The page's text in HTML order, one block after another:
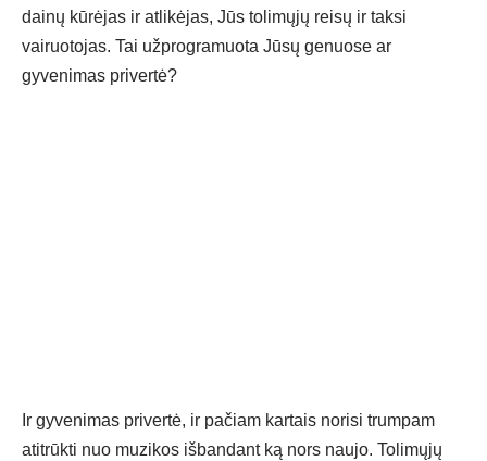
dainų kūrėjas ir atlikėjas, Jūs tolimųjų reisų ir taksi
vairuotojas. Tai užprogramuota Jūsų genuose ar
gyvenimas privertė?
Ir gyvenimas privertė, ir pačiam kartais norisi trumpam
atitrūkti nuo muzikos išbandant ką nors naujo. Tolimųjų